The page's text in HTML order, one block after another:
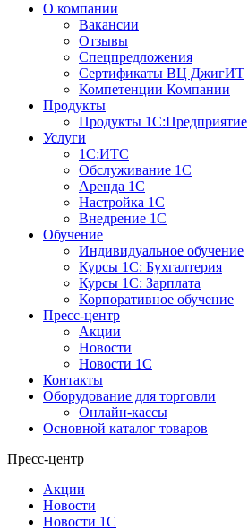
О компании
Вакансии
Отзывы
Спецпредложения
Сертификаты ВЦ ДжигИТ
Компетенции Компании
Продукты
Продукты 1С:Предприятие
Услуги
1С:ИТС
Обслуживание 1С
Аренда 1С
Настройка 1С
Внедрение 1С
Обучение
Индивидуальное обучение
Курсы 1С: Бухгалтерия
Курсы 1С: Зарплата
Корпоративное обучение
Пресс-центр
Акции
Новости
Новости 1С
Контакты
Оборудование для торговли
Онлайн-кассы
Основной каталог товаров
Пресс-центр
Акции
Новости
Новости 1С